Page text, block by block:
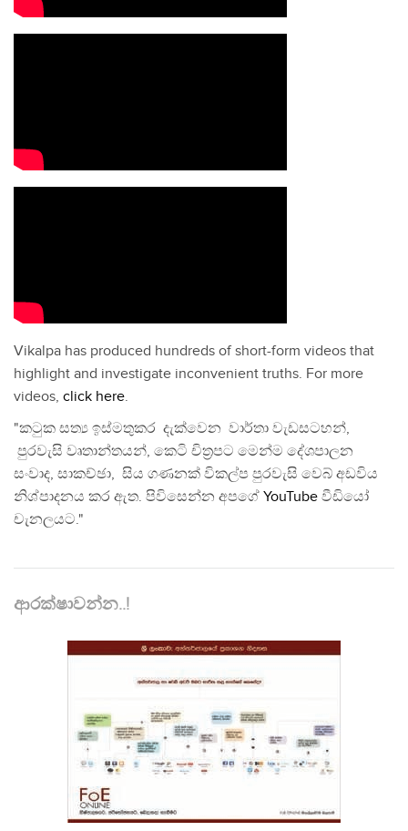
Vikalpa has produced hundreds of short-form videos that
highlight and investigate inconvenient truths. For more
videos, click here.
"කටුක සත්‍ය ඉස්මතුකර දැක්වෙන වාර්තා වැඩසටහන්,
පුරවැසි වෘතාන්තයන්, කෙටි චිත්‍රපට මෙන්ම දේශපාලන
සංවාද, සාකච්ඡා, සිය ගණනක් විකල්ප පුරවැසි වෙබ් අඩවිය
නිශ්පාදනය කර ඇත. පිවිසෙන්න අපගේ YouTube වීඩියෝ
චැනලයට."
ආරක්ෂාවන්න..!